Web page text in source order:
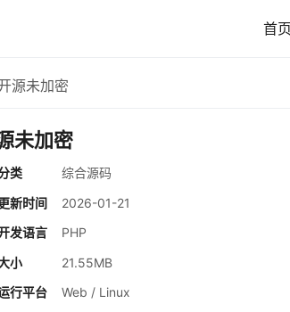
首页
源未加密
未加密
类
综合源码
新时间
2026-01-21
发语言
PHP
小
21.55MB
行平台
Web / Linux